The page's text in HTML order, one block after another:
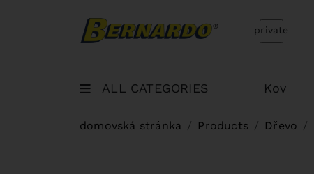
Bernardo Home
private
ALL CATEGORIES Kov
domovská stránka Products Dřevo